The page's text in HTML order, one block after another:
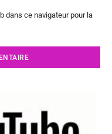
dans ce navigateur pour la